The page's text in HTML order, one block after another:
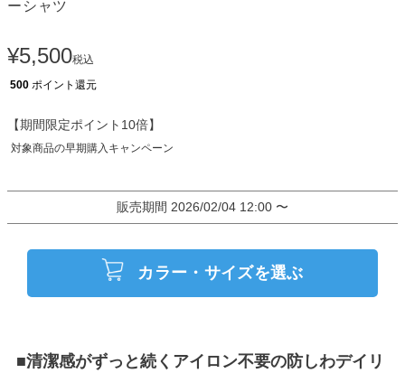
ーシャツ
¥5,500税込
500 ポイント還元
【期間限定ポイント10倍】
販売期間 2026/02/04 12:00 〜
カラー・サイズを選ぶ
■清潔感がずっと続くアイロン不要の防しわデイリ